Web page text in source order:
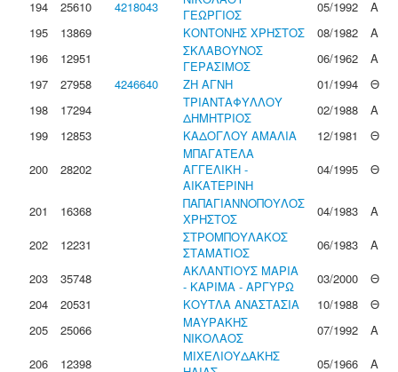
194
25610 4218043
ΓΕΩΡΓΙΟΣ
05/1992
Α
195
13869 ΚΟΝΤΟΝΗΣ ΧΡΗΣΤΟΣ 08/1982
Α
196
12951
ΣΚΛΑΒΟΥΝΟΣ
ΓΕΡΑΣΙΜΟΣ
06/1962
Α
197
27958 4246640 ΖΗ ΑΓΝΗ 01/1994
Θ
198
17294
ΤΡΙΑΝΤΑΦΥΛΛΟΥ
ΔΗΜΗΤΡΙΟΣ
02/1988
Α
199
12853 ΚΑΔΟΓΛΟΥ ΑΜΑΛΙΑ 12/1981
Θ
200
28202
ΜΠΑΓΑΤΕΛΑ
ΑΓΓΕΛΙΚΗ -
ΑΙΚΑΤΕΡΙΝΗ
04/1995 Θ
201 16368
ΠΑΠΑΓΙΑΝΝΟΠΟΥΛΟΣ
ΧΡΗΣΤΟΣ
04/1983
Α
202
12231
ΣΤΡΟΜΠΟΥΛΑΚΟΣ
ΣΤΑΜΑΤΙΟΣ
06/1983
Α
203
35748
ΑΚΛΑΝΤΙΟΥΣ ΜΑΡΙΑ
- ΚΑΡΙΜΑ - ΑΡΓΥΡΩ
03/2000
Θ
204
20531 ΚΟΥΤΛΑ ΑΝΑΣΤΑΣΙΑ 10/1988
Θ
205
25066
ΜΑΥΡΑΚΗΣ
ΝΙΚΟΛΑΟΣ
07/1992
Α
206
12398
ΜΙΧΕΛΙΟΥΔΑΚΗΣ
05/1966 Α